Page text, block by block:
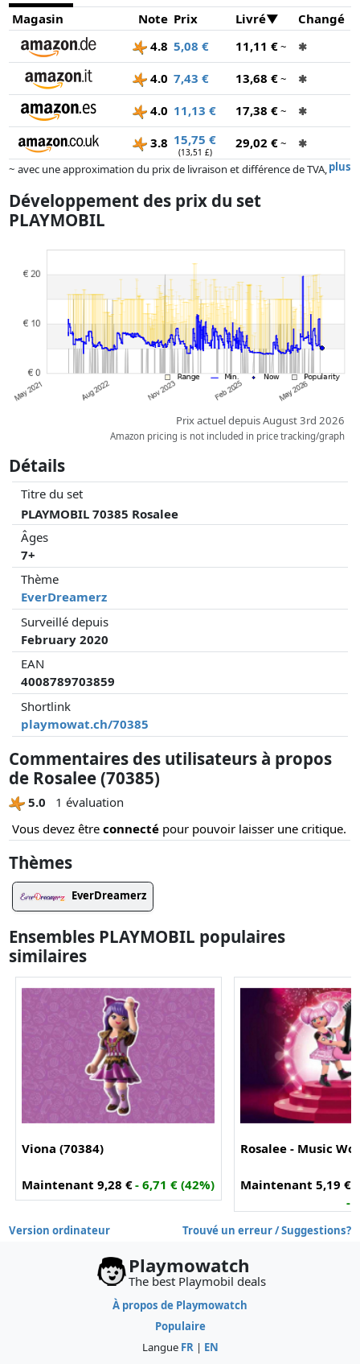
Magasin
Note Prix Livré
Changé
4.8 5,08 € 11,11 €~ ✱
4.0 7,43 € 13,68 €~ ✱
4.0 11,13 € 17,38 €~ ✱
3.8 15,75 €
(13,51 £)
29,02 €~
✱
plus
~ avec une approximation du prix de livraison et différence de TVA,
Les prix et la disponibilité peuvent avoir changé depuis la dernière mise
à jour. L'ordre est purement basé sur le prix, la rémunération des
Développement des prix du set
PLAYMOBIL
Prix actuel depuis August 3rd 2026
Amazon pricing is not included in price tracking/graph
Détails
Titre du set
PLAYMOBIL 70385 Rosalee
Âges
7+
Thème
EverDreamerz
Surveillé depuis
February 2020
EAN
4008789703859
Shortlink
playmowat.ch/70385
Commentaires des utilisateurs à propos
de Rosalee (70385)
5.0
1 évaluation
Vous devez être connecté pour pouvoir laisser une critique.
Thèmes
EverDreamerz
Ensembles PLAYMOBIL populaires
similaires
Viona (70384)
Maintenant 9,28 €- 6,71 € (42%)
Rosalee - Music
Maintenant 5,19 €
-
Version ordinateur Trouvé un erreur / Suggestions?
Playmowatch
The best Playmobil deals
À propos de Playmowatch
Populaire
Langue FR| EN